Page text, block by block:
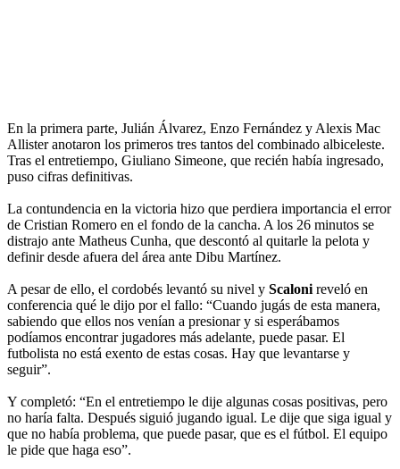
En la primera parte, Julián Álvarez, Enzo Fernández y Alexis Mac
Allister anotaron los primeros tres tantos del combinado albiceleste.
Tras el entretiempo, Giuliano Simeone, que recién había ingresado,
puso cifras definitivas.
La contundencia en la victoria hizo que perdiera importancia el error
de Cristian Romero en el fondo de la cancha. A los 26 minutos se
distrajo ante Matheus Cunha, que descontó al quitarle la pelota y
definir desde afuera del área ante Dibu Martínez.
A pesar de ello, el cordobés levantó su nivel y Scaloni reveló en
conferencia qué le dijo por el fallo: “Cuando jugás de esta manera,
sabiendo que ellos nos venían a presionar y si esperábamos
podíamos encontrar jugadores más adelante, puede pasar. El
futbolista no está exento de estas cosas. Hay que levantarse y
seguir”.
Y completó: “En el entretiempo le dije algunas cosas positivas, pero
no haría falta. Después siguió jugando igual. Le dije que siga igual y
que no había problema, que puede pasar, que es el fútbol. El equipo
le pide que haga eso”.